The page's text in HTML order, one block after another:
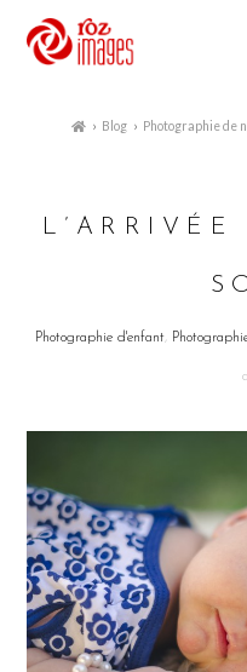
› Blog › Photographie de
L’ARRIVÉE
Photographie d'enfant,